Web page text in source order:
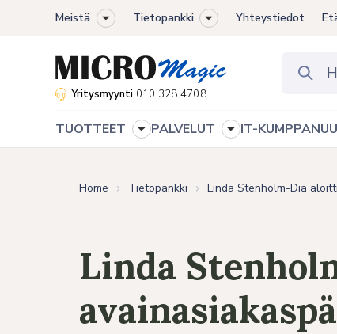
Meistä
Toggle
menu
Tietopankki
Toggle
menu
Yhteystiedot
Yritysmyynti 010 328 4708
TUOTTEET
Toggle
PALVELUT
Toggle
IT-
Home Tietopankki Linda Stenholm-Dia
Linda